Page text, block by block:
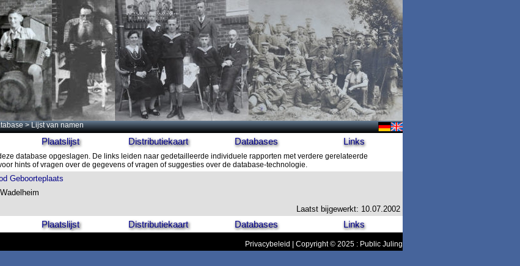
> Lijst van namen
Plaatslijst Distributiekaart Databases Links
database opgeslagen. De links leiden naar gedetailleerde individuele rapporten met verdere gerelateerde
hints of vragen over de gegevens of vragen of suggesties over de database-technologie.
Geboorteplaats
Laatst bijgewerkt: 10.07.2002
Plaatslijst Distributiekaart Databases Links
Privacybeleid | Copyright © 2025 : Public Juling